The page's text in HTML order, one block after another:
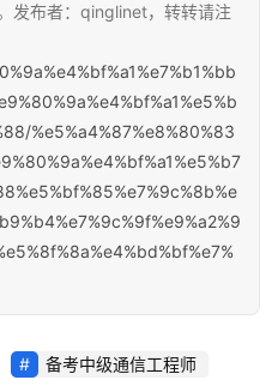
发布者：qinglinet，转转请注
%e5%a4%87%e8%80%83
备考中级通信工程师